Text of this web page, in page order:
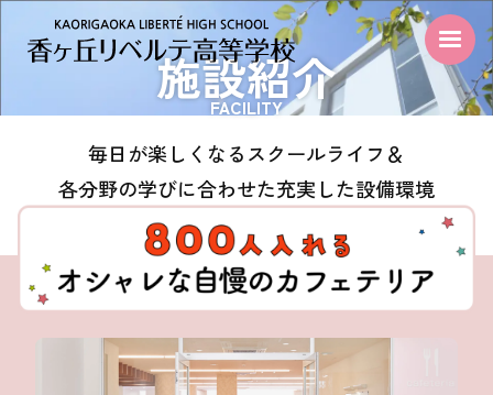
施設紹介
FACILITY
毎日が楽しくなるスクールライフ＆
各分野の学びに合わせた充実した設備環境